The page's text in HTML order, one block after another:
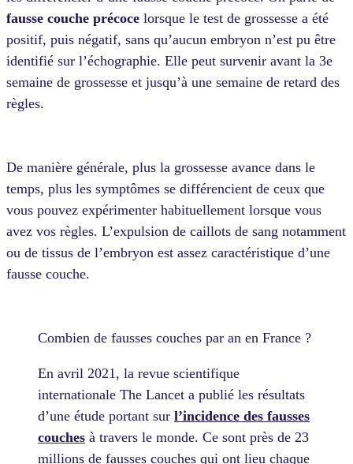
fausse couche précoce lorsque le test de grossesse a été
positif, puis négatif, sans qu’aucun embryon n’est pu être
identifié sur l’échographie. Elle peut survenir avant la 3e
semaine de grossesse et jusqu’à une semaine de retard des
règles.
De manière générale, plus la grossesse avance dans le
temps, plus les symptômes se différencient de ceux que
vous pouvez expérimenter habituellement lorsque vous
avez vos règles. L’expulsion de caillots de sang notamment
ou de tissus de l’embryon est assez caractéristique d’une
fausse couche.
Combien de fausses couches par an en France ?
En avril 2021, la revue scientifique
internationale The Lancet a publié les résultats
d’une étude portant sur l’incidence des fausses
couches à travers le monde. Ce sont près de 23
millions de fausses couches qui ont lieu chaque